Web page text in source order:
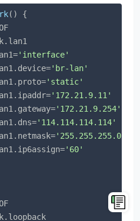
() {
'interface'
'br-lan'
'static'
'172.21.9.11'
'172.21.9.254'
'114.114.114.114'
'255.255.255.0'
'60'